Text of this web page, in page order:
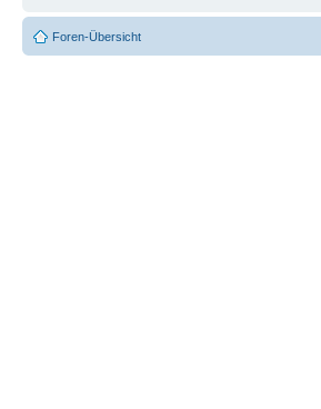
Foren-Übersicht